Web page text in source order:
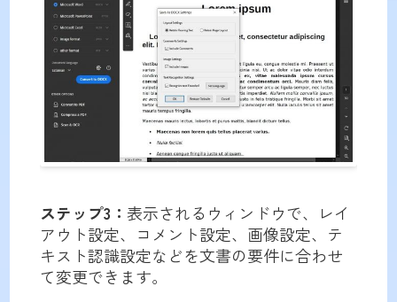
ステップ3： 表示されるウィンドウで、レイ
アウト設定、コメント設定、画像設定、テ
キスト認識設定などを文書の要件に合わせ
て変更できます。